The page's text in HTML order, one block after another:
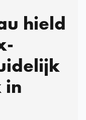
hield
in